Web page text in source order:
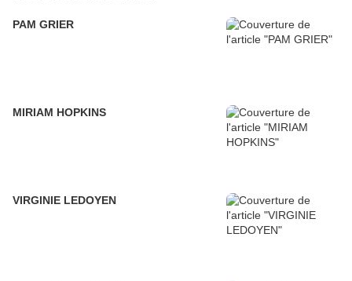
PAM GRIER
MIRIAM HOPKINS
VIRGINIE LEDOYEN